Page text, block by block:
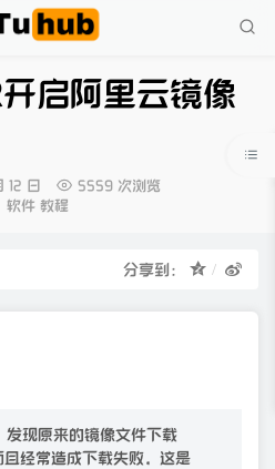
启阿里云镜像
日
5559 次浏览
分
软件 教程
分享到：
发现原来的镜像文件下载
经常造成下载失败，这是